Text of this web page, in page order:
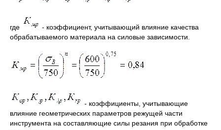
где
- коэффициент, учитывающий влияние качества
обрабатываемого материала на силовые зависимости.
- коэффициенты, учитывающие
влияние геометрических параметров режущей части
инструмента на составляющие силы резания при обработке